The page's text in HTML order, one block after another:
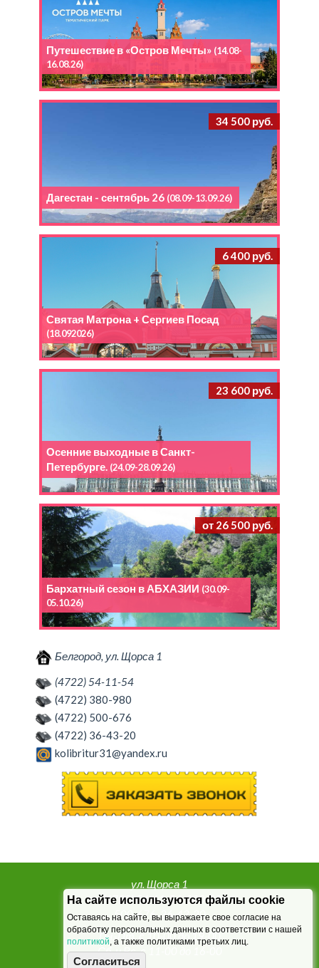
Путешествие в «Остров Мечты» (14.08-
16.08.26)
34 500 руб.
Дагестан - сентябрь 26 (08.09-13.09.26)
6 400 руб.
Святая Матрона + Сергиев Посад
(18.092026)
23 600 руб.
Осенние выходные в Санкт-
Петербурге. (24.09-28.09.26)
от 26 500 руб.
Бархатный сезон в АБХАЗИИ (30.09-
05.10.26)
Белгород, ул. Щорса 1
(4722) 54-11-54
(4722) 380-980
(4722) 500-676
(4722) 36-43-20
kolibritur31@yandex.ru
ул. Щорса 1
т. (4722) 54-11-54, 380-980,
500-676, 36-43-20
Пн.-Пт. с 10-00 до 19-00
Сб. и Вс. с 11-00 до 16-00
На сайте используются файлы cookie
Оставаясь на сайте, вы выражаете свое согласие на
обработку персональных данных в соответствии с нашей
политикой, а также политиками третьих лиц.
Согласиться